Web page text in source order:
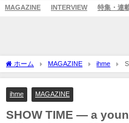
MAGAZINE INTERVIEW 特集・連
ホーム MAGAZINE ihme
（ihme issue2 表紙）
ihme MAGAZINE
SHOW TIME — a